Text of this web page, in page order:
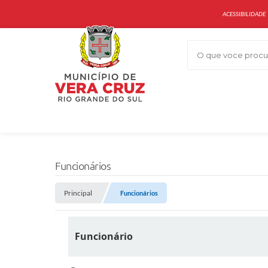
O que voce
ACESSIBILIDADE
Funcionários
Principal Funcionários
Funcionário